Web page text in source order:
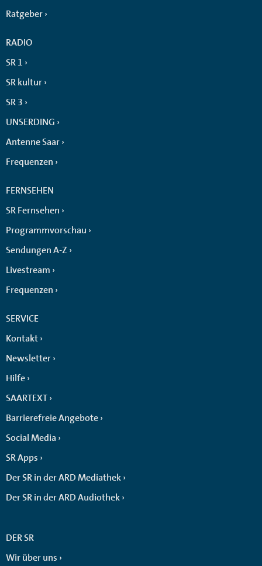
Ratgeber
RADIO
SR 1
SR kultur
SR 3
UNSERDING
Antenne Saar
Frequenzen
FERNSEHEN
SR Fernsehen
Programmvorschau
Sendungen A-Z
Livestream
Frequenzen
SERVICE
Kontakt
Newsletter
Hilfe
SAARTEXT
Barrierefreie Angebote
Social Media
SR Apps
Der SR in der ARD Mediathek
Der SR in der ARD Audiothek
DER SR
Wir über uns